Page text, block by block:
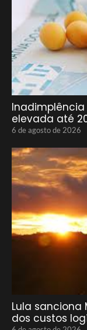
elevada até
6 de agosto de 2026
Lula sanciona
dos custos